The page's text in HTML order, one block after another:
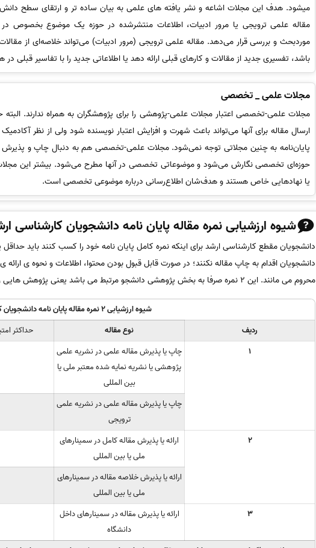
میشود. هدف این مجلات اشاعه و نشر یافته های علمی به بیان ساده تر و ارتقای سطح
مقاله علمی ترویجی یا مرور ادبیات، اطلاعات منتشرشده در حوزه یک موضوع بخصوص
موردبحث و بررسی قرار می‌دهد. مقاله علمی ترویجی (مرور ادبیات) می‌تواند خلاصه‌ای از
باشد، تفسیری جدید از مقالات و کارهای قبلی ارائه دهد یا اطلاعاتی جدید را با تفاسیر قبلی در
مجلات علمی _ تخصصی
مجلات علمی-تخصصی اعتبار مجلات علمی-پژوهشی را برای پژوهشگران به همراه ندارند.
ارسال مقاله برای آنها می‌تواند باعث شهرت و افزایش اعتبار نویسنده شود ولی از نظر آکادمیک
پایان‌نامه به چنین مجلاتی توجه نمی‌شود. مجلات علمی-تخصصی هم به دنبال چاپ و پذیرش
حوزه‌ای تخصصی نگارش می‌شود و موضوعاتی تخصصی در آنها مطرح می‌شود. بیشتر این
یا نهادهایی خاص هستند و هدف‌شان اطلاع‌رسانی درباره موضوعی تخصصی است.
شیوه ارزشیابی نمره مقاله پایان­ نامه دانشجویان کارشناسی
دانشجویان مقطع کارشناسی ارشد برای اینکه نمره کامل پایان نامه خود را کسب کنند باید
محروم می مانند. این 2 نمره صرفا به بخش پژوهشی دانشجو مرتبط می باشد یعنی پژوهش هایی را که در قالب مقاله به چاپ رسانده است.
شیوه ارزشیابی 2 نمره مقاله پایان ­نامه دانشجویان کارشناسی ارشد
ردیف
نوع مقاله حداکثر
1
چاپ یا پذیرش مقاله علمی در نشریه علمی
پژوهشی یا نشریه نمایه شده معتبر ملی یا
بین المللی
چاپ یا پذیرش مقاله علمی در نشریه علمی
ترویجی
2
ارائه یا پذیرش مقاله کامل در سمینارهای
ملی یا بین المللی
ارائه یا پذیرش خلاصه مقاله در سمینارهای
ملی یا بین المللی
3
ارائه یا پذیرش مقاله در سمینارهای داخل
دانشگاه